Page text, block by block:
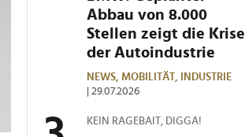
Abbau von 8.000
Stellen zeigt die Krise
der Autoindustrie
NEWS, MOBILITÄT,
INDUSTRIE
| 29.07.2026
KEIN RAGEBAIT, DIGGA!